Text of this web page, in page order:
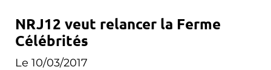
NRJ12 veut relancer la Ferme
Célébrités
Le 10/03/2017